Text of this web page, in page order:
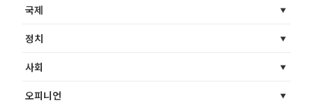
국제
정치
사회
오피니언